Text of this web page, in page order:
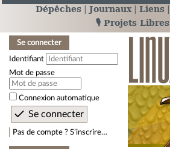
Dépêches Journaux Liens
🎙️ Projets Libres
Se connecter
Identifiant
Mot de passe
Connexion automatique
Pas de compte ? S’inscrire…